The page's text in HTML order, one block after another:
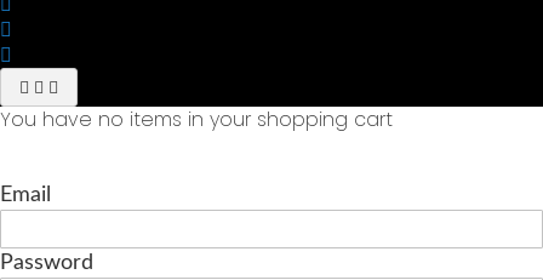
You have no items in your shopping cart
Email
Password